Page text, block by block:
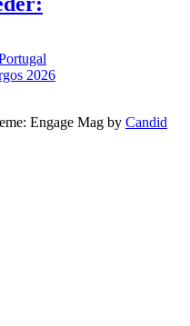
2026
Engage Mag by Candid